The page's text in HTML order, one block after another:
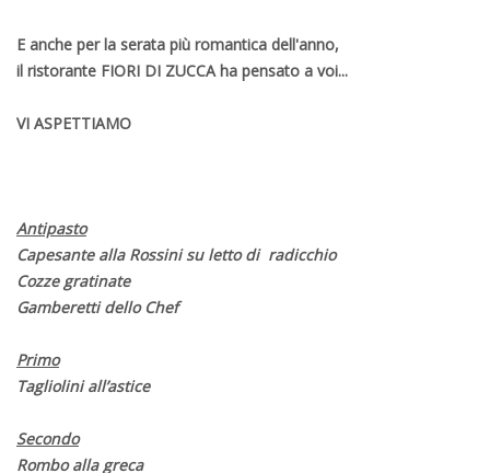
E anche per la serata più romantica dell'anno,
il ristorante FIORI DI ZUCCA ha pensato a voi...
VI ASPETTIAMO
Antipasto
Capesante alla Rossini su letto di radicchio
Cozze gratinate
Gamberetti dello Chef
Primo
Tagliolini all’astice
Secondo
Rombo alla greca